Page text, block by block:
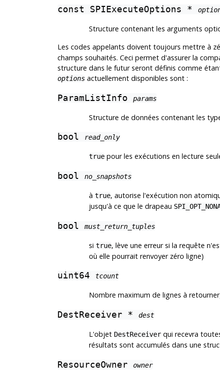
const SPIExecuteOptions *
Structure contenant les arguments
Les codes appelants doivent toujours mettre à
champs souhaités. Ceci permet d'assurer la
structure dans le futur seront définis comme
optionsactuellement disponibles sont :
ParamListInfo params
Structure de données contenant les
bool read_only
truepour les exécutions en lecture
bool no_snapshots
à true, autorise l'exécution non
jusqu'à ce que le drapeau
bool must_return_tuples
si true, lève une erreur si la requête
où elle pourrait renvoyer zéro ligne)
uint64 tcount
Nombre maximum de lignes à
DestReceiver * dest
L'objet DestReceiverqui recevra
résultats sont accumulés dans une
ResourceOwner owner